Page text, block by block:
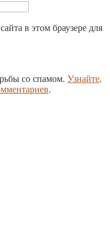
в этом браузере для
со спамом. Узнайте,
.